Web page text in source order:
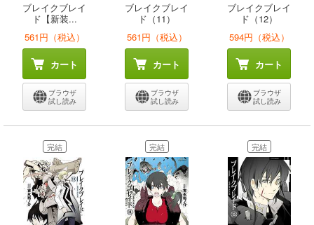
ブレイクブレイ
ド【新装...
561円（税込）
カート
ブラウザ
試し読み
ブレイクブレイ
ド（11）
561円（税込）
カート
ブラウザ
試し読み
ブレイクブレイ
ド（12）
594円（税込）
カート
ブラウザ
試し読み
完結 完結 完結